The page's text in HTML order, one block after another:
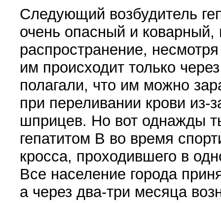
Следующий возбудитель
очень опасный и
распространение,
им происходит только
полагали, что им можно
при переливании крови из-
шприцев. Но вот однажды
гепатитом В во время
кросса, проходившего в
Все население города
а через два-три месяца